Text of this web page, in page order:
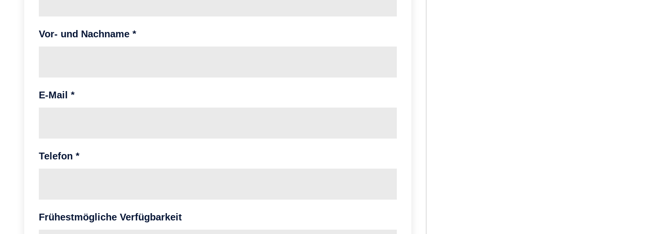
Vor- und Nachname *
E-Mail *
Telefon *
Frühestmögliche Verfügbarkeit